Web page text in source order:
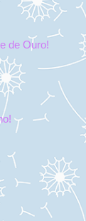
de Ouro!